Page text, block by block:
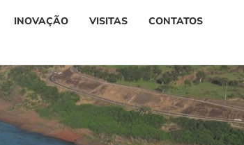
INOVAÇÃO VISITAS CONTATOS